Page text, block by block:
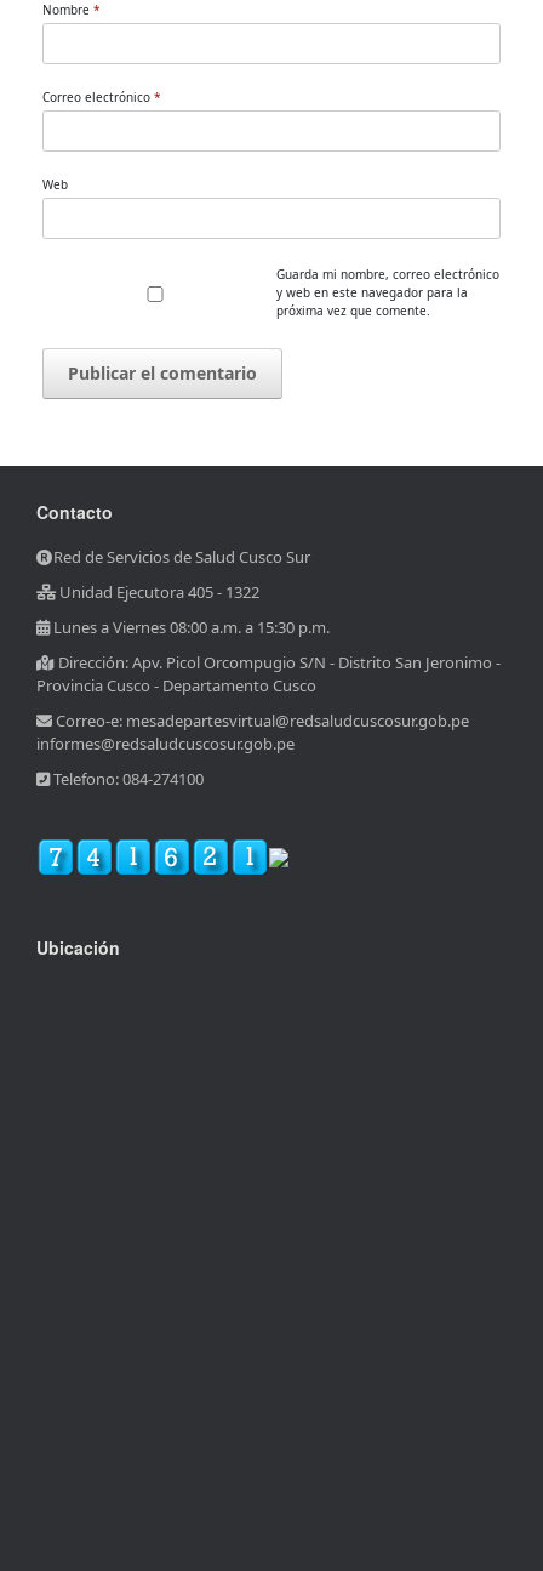
Nombre *
Correo electrónico *
Web
Guarda mi nombre, correo electrónico
y web en este navegador para la
próxima vez que comente.
Contacto
Red de Servicios de Salud Cusco Sur
Unidad Ejecutora 405 - 1322
Lunes a Viernes 08:00 a.m. a 15:30 p.m.
Dirección: Apv. Picol Orcompugio S/N - Distrito San Jeronimo -
Provincia Cusco - Departamento Cusco
Correo-e: mesadepartesvirtual@redsaludcuscosur.gob.pe
informes@redsaludcuscosur.gob.pe
Telefono: 084-274100
Ubicación